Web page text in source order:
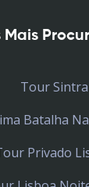
Mais
Tour Sintra
Batalha
Privado